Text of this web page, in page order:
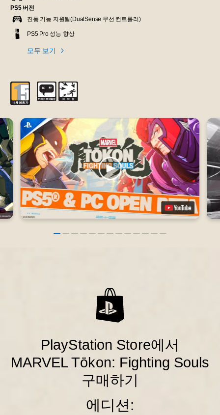
PS5 버전
진동 기능 지원됨(DualSense 무선 컨트롤러)
PS5 Pro 성능 향상
모두 보기
PlayStation Store에서
MARVEL Tōkon: Fighting Souls
구매하기
에디션: